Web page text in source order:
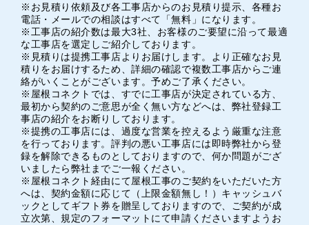
※お見積り依頼及び各工事店からのお見積り提示、各種お
電話・メールでの相談はすべて「無料」になります。
※工事店の紹介数は最大3社、お客様のご要望に沿って最適
な工事店を選定しご紹介しております。
※見積りは提携工事店よりお届けします。より正確なお見
積りをお届けするため、詳細の確認で複数工事店からご連
絡がいくことがございます。予めご了承ください。
※屋根コネクトでは、すでに工事店が決定されている方、
最初から契約のご意思が全く無い方などへは、弊社登録工
事店の紹介をお断りしております。
※提携の工事店には、過度な営業を控えるよう厳重な注意
を行っております。評判の悪い工事店には即時弊社から登
録を解除できるものとしておりますので、何か問題がござ
いましたら弊社までご一報ください。
※屋根コネクト経由にて屋根工事のご契約をいただいた方
へは、契約金額に応じて（上限金額無し！）キャッシュバ
ックとしてギフト券を贈呈しておりますので、ご契約が成
立次第、規定のフォーマットにて申請くださいますようお